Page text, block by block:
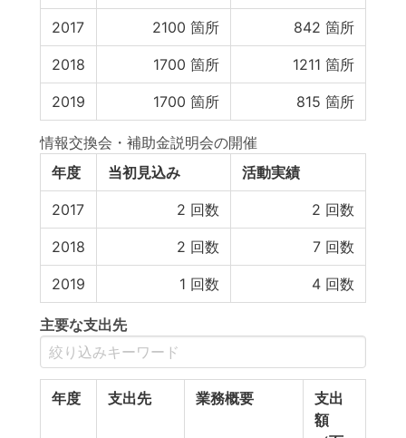
2017 2100 箇所 842 箇所
2018 1700 箇所 1211 箇所
2019 1700 箇所 815 箇所
情報交換会・補助金説明会の開催
年度
当初見込み 活動実績
2017 2 回数 2 回数
2018 2 回数 7 回数
2019 1 回数 4 回数
主要な支出先
年度 支出先 業務概要
支出
額